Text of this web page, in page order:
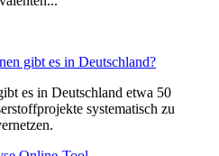
gibt es in Deutschland?
es in Deutschland etwa 50
systematisch zu